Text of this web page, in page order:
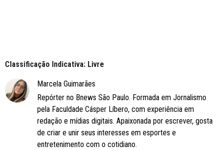
Classificação Indicativa: Livre
Marcela Guimarães
Repórter no Bnews São Paulo. Formada em Jornalismo
pela Faculdade Cásper Líbero, com experiência em
redação e mídias digitais. Apaixonada por escrever, gosta
de criar e unir seus interesses em esportes e
entretenimento com o cotidiano.